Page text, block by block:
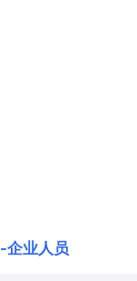
-企业人员